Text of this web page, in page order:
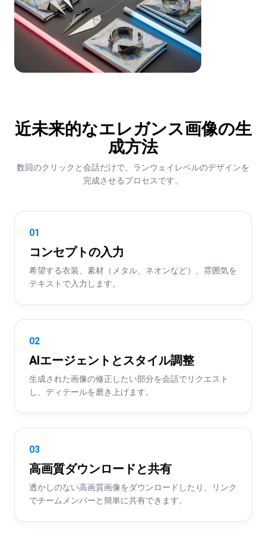
近未来的なエレガンス画像の生
成方法
数回のクリックと会話だけで、ランウェイレベルのデザインを
完成させるプロセスです。
01
コンセプトの入力
希望する衣装、素材（メタル、ネオンなど）、雰囲気を
テキストで入力します。
02
AIエージェントとスタイル調整
生成された画像の修正したい部分を会話でリクエスト
し、ディテールを磨き上げます。
03
高画質ダウンロードと共有
透かしのない高画質画像をダウンロードしたり、リンク
でチームメンバーと簡単に共有できます。